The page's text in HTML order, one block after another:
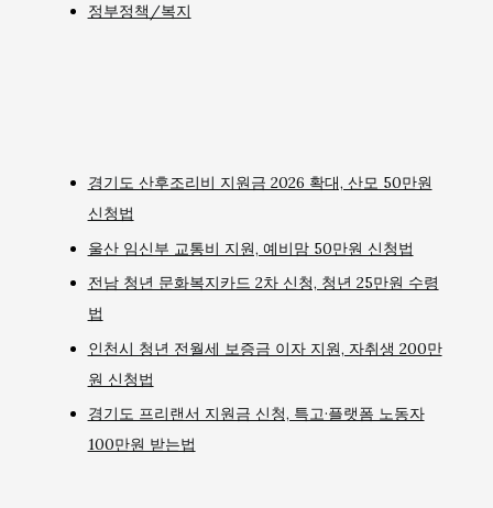
정부정책/복지
경기도 산후조리비 지원금 2026 확대, 산모 50만원
신청법
울산 임신부 교통비 지원, 예비맘 50만원 신청법
전남 청년 문화복지카드 2차 신청, 청년 25만원 수령
법
인천시 청년 전월세 보증금 이자 지원, 자취생 200만
원 신청법
경기도 프리랜서 지원금 신청, 특고·플랫폼 노동자
100만원 받는법